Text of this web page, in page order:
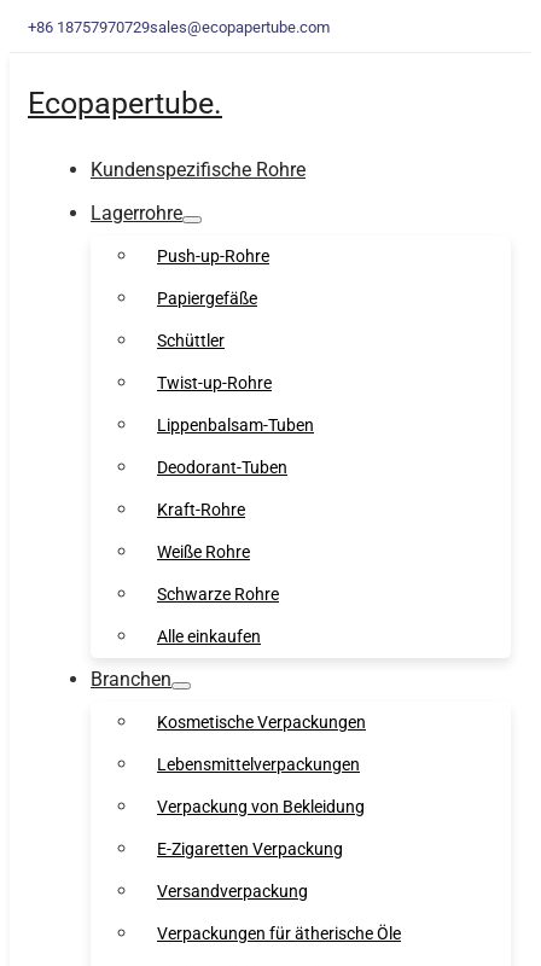
+86 18757970729sales@ecopapertube.com
Ecopapertube.
Kundenspezifische Rohre
Lagerrohre
Push-up-Rohre
Papiergefäße
Schüttler
Twist-up-Rohre
Lippenbalsam-Tuben
Deodorant-Tuben
Kraft-Rohre
Weiße Rohre
Schwarze Rohre
Alle einkaufen
Branchen
Kosmetische Verpackungen
Lebensmittelverpackungen
Verpackung von Bekleidung
E-Zigaretten Verpackung
Versandverpackung
Verpackungen für ätherische Öle